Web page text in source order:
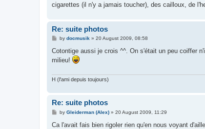
cigarettes (il n'y a jamais toucher), des cailloux, de
Re: suite photos
P
s
by docmusik» 20 August 2009, 08:58
Cotontige aussi je crois ^^. On s'était un peu coiffer
milieu!
H (l'ami depuis toujours)
Re: suite photos
P
s
by Gleiderman (Alex)» 20 August 2009, 11:29
Ca l'avait fais bien rigoler rien qu'en nous voyant